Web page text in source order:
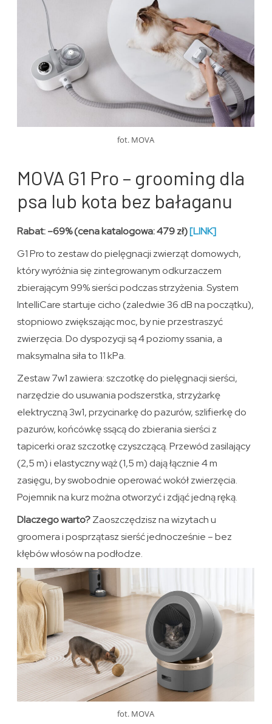
fot. MOVA
MOVA G1 Pro – grooming dla
psa lub kota bez bałaganu
Rabat: –69% (cena katalogowa: 479 zł)[LINK]
G1 Pro to zestaw do pielęgnacji zwierząt domowych,
który wyróżnia się zintegrowanym odkurzaczem
zbierającym 99% sierści podczas strzyżenia. System
IntelliCare startuje cicho (zaledwie 36 dB na początku),
stopniowo zwiększając moc, by nie przestraszyć
zwierzęcia. Do dyspozycji są 4 poziomy ssania, a
maksymalna siła to 11 kPa.
Zestaw 7w1 zawiera: szczotkę do pielęgnacji sierści,
narzędzie do usuwania podszerstka, strzyżarkę
elektryczną 3w1, przycinarkę do pazurów, szlifierkę do
pazurów, końcówkę ssącą do zbierania sierści z
tapicerki oraz szczotkę czyszczącą. Przewód zasilający
(2,5 m) i elastyczny wąż (1,5 m) dają łącznie 4 m
zasięgu, by swobodnie operować wokół zwierzęcia.
Pojemnik na kurz można otworzyć i zdjąć jedną ręką.
Dlaczego warto?Zaoszczędzisz na wizytach u
groomera i posprzątasz sierść jednocześnie – bez
kłębów włosów na podłodze.
fot. MOVA